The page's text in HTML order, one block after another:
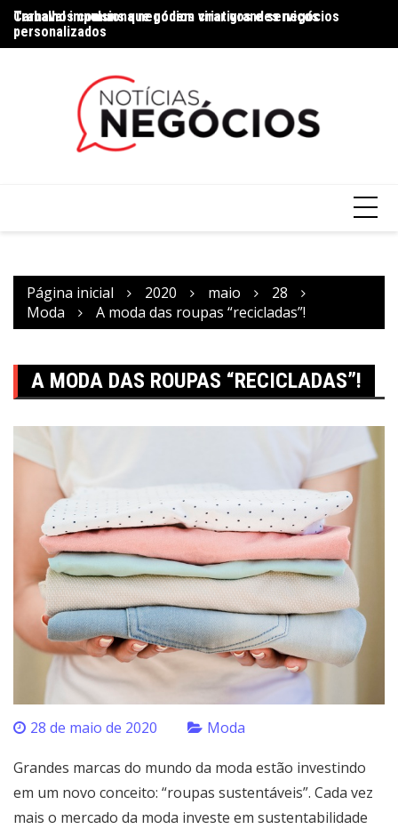
Trabalhos comuns que podem virar grandes negócios
Carnaval impulsiona negócios criativos e serviços
personalizados
Página inicial 2020 maio
28
Moda
A moda das roupas “recicladas”!
A MODA DAS ROUPAS “RECICLADAS”!
28 de maio de 2020 Moda
Grandes marcas do mundo da moda estão investindo
em um novo conceito: “roupas sustentáveis”. Cada vez
mais o mercado da moda investe em sustentabilidade